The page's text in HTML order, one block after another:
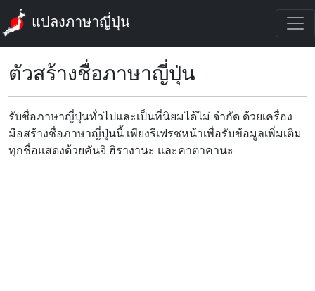
แปลงภาษาญี่ปุ่น
ตัวสร้างชื่อภาษาญี่ปุ่น
รับชื่อภาษาญี่ปุ่นทั่วไปและเป็นที่นิยมได้ไม่ จํากัด ด้วยเครื่อง
มือสร้างชื่อภาษาญี่ปุ่นนี้ เพียงรีเฟรชหน้าเพื่อรับข้อมูลเพิ่มเติม
ทุกชื่อแสดงด้วยคันจิ ฮิรางานะ และคาตาคานะ